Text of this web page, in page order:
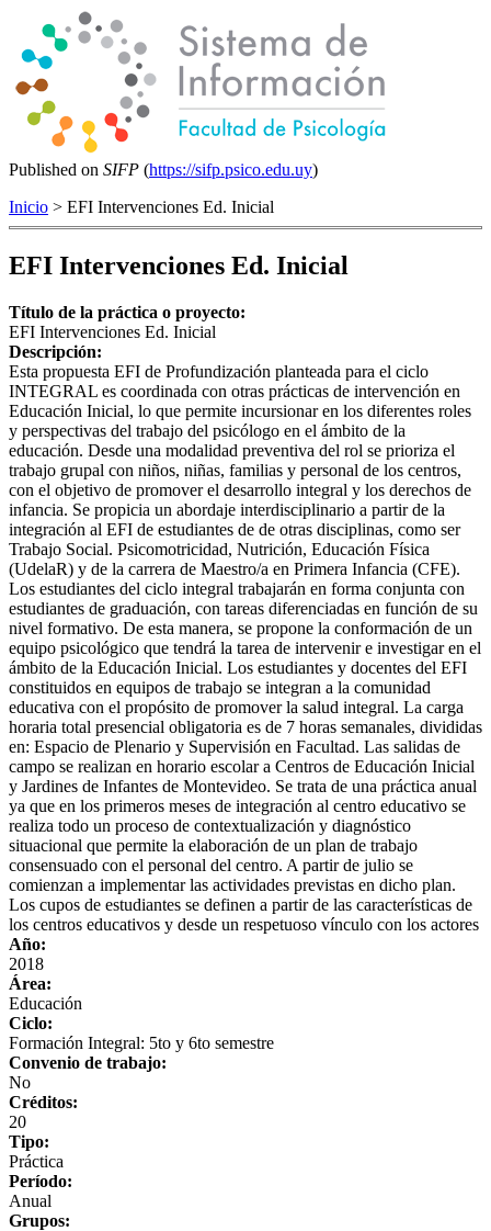
Published on SIFP (https://sifp.psico.edu.uy)
Inicio > EFI Intervenciones Ed. Inicial
EFI Intervenciones Ed. Inicial
Título de la práctica o proyecto:
EFI Intervenciones Ed. Inicial
Descripción:
Esta propuesta EFI de Profundización planteada para el ciclo
INTEGRAL es coordinada con otras prácticas de intervención en
Educación Inicial, lo que permite incursionar en los diferentes roles
y perspectivas del trabajo del psicólogo en el ámbito de la
educación. Desde una modalidad preventiva del rol se prioriza el
trabajo grupal con niños, niñas, familias y personal de los centros,
con el objetivo de promover el desarrollo integral y los derechos de
infancia. Se propicia un abordaje interdisciplinario a partir de la
integración al EFI de estudiantes de de otras disciplinas, como ser
Trabajo Social. Psicomotricidad, Nutrición, Educación Física
(UdelaR) y de la carrera de Maestro/a en Primera Infancia (CFE).
Los estudiantes del ciclo integral trabajarán en forma conjunta con
estudiantes de graduación, con tareas diferenciadas en función de su
nivel formativo. De esta manera, se propone la conformación de un
equipo psicológico que tendrá la tarea de intervenir e investigar en el
ámbito de la Educación Inicial. Los estudiantes y docentes del EFI
constituidos en equipos de trabajo se integran a la comunidad
educativa con el propósito de promover la salud integral. La carga
horaria total presencial obligatoria es de 7 horas semanales, divididas
en: Espacio de Plenario y Supervisión en Facultad. Las salidas de
campo se realizan en horario escolar a Centros de Educación Inicial
y Jardines de Infantes de Montevideo. Se trata de una práctica anual
ya que en los primeros meses de integración al centro educativo se
realiza todo un proceso de contextualización y diagnóstico
situacional que permite la elaboración de un plan de trabajo
consensuado con el personal del centro. A partir de julio se
comienzan a implementar las actividades previstas en dicho plan.
Los cupos de estudiantes se definen a partir de las características de
los centros educativos y desde un respetuoso vínculo con los actores
Año:
2018
Área:
Educación
Ciclo:
Formación Integral: 5to y 6to semestre
Convenio de trabajo:
No
Créditos:
20
Tipo:
Práctica
Período:
Anual
Grupos: